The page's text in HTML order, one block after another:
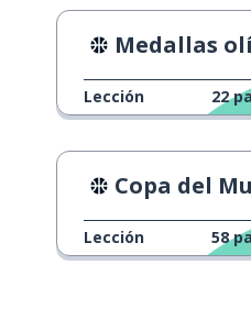
Medallas
Lección 22
Copa del Mundo de
Lección 58